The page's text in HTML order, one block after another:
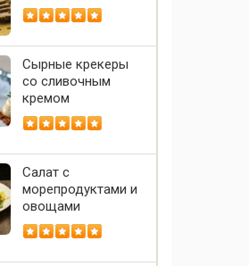
Сырные крекеры
со сливочным
кремом
Салат с
морепродуктами и
овощами